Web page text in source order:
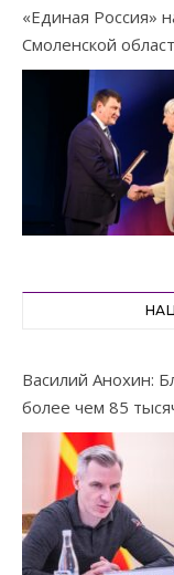
«Единая Россия»
Смоленской
Василий Анохин:
более чем 85